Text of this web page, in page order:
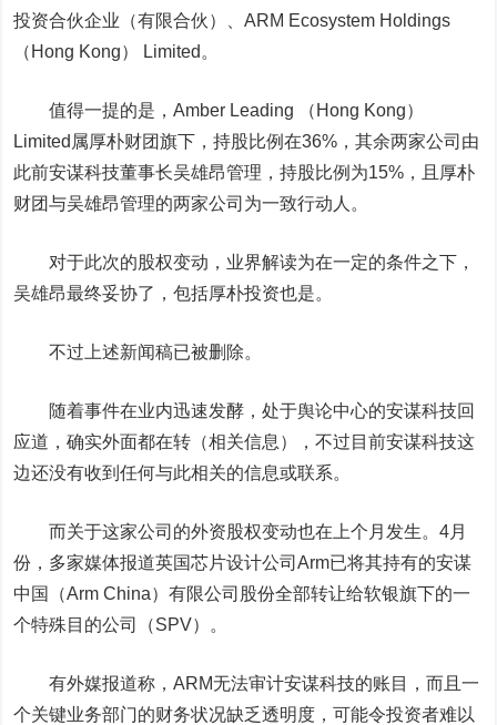
投资合伙企业（有限合伙）、ARM Ecosystem Holdings
（Hong Kong） Limited。
值得一提的是，Amber Leading （Hong Kong）
Limited属厚朴财团旗下，持股比例在36%，其余两家公司由
此前安谋科技董事长吴雄昂管理，持股比例为15%，且厚朴
财团与吴雄昂管理的两家公司为一致行动人。
对于此次的股权变动，业界解读为在一定的条件之下，
吴雄昂最终妥协了，包括厚朴投资也是。
不过上述新闻稿已被删除。
随着事件在业内迅速发酵，处于舆论中心的安谋科技回
应道，确实外面都在转（相关信息），不过目前安谋科技这
边还没有收到任何与此相关的信息或联系。
而关于这家公司的外资股权变动也在上个月发生。4月
份，多家媒体报道英国芯片设计公司Arm已将其持有的安谋
中国（Arm China）有限公司股份全部转让给软银旗下的一
个特殊目的公司（SPV）。
有外媒报道称，ARM无法审计安谋科技的账目，而且一
个关键业务部门的财务状况缺乏透明度，可能令投资者难以